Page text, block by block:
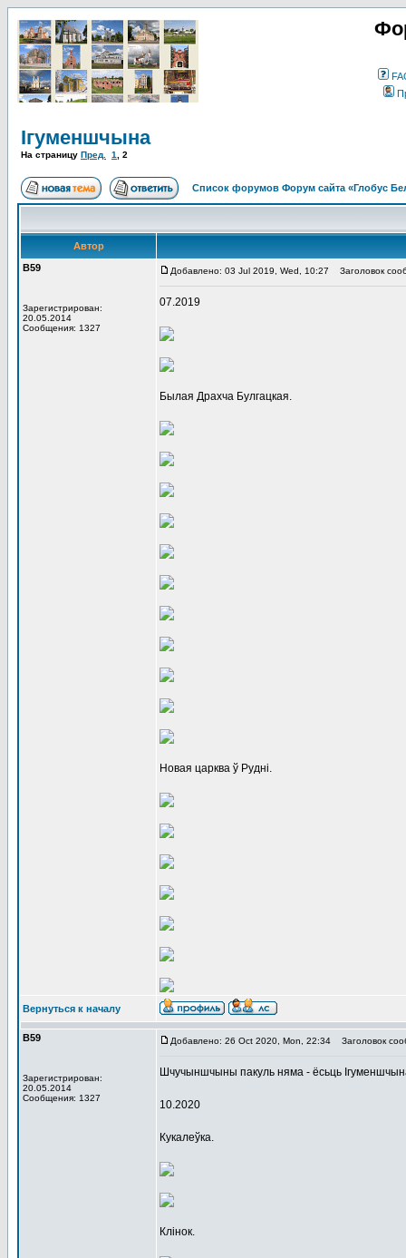
Ігуменшчына
На страницу Пред. 1 2
Список форумов Форум сайта «Глобус
Автор
В59
Зарегистрирован:
20.05.2014
Сообщения: 1327
Добавлено: 03 Jul 2019, Wed, 10:27 Заголовок
07.2019
Былая Драхча Булгацкая.
Новая царква ў Рудні.
Вернуться к началу
В59
Зарегистрирован:
20.05.2014
Сообщения: 1327
Добавлено: 26 Oct 2020, Mon, 22:34 Заголовок
Шчучыншчыны пакуль няма - ёсьць
10.2020
Кукалеўка.
Клінок.